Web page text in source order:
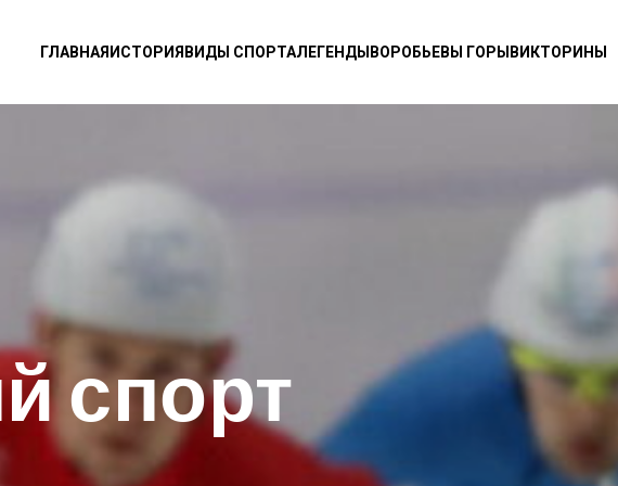
ГЛАВНАЯИСТОРИЯВИДЫ СПОРТАЛЕГЕНДЫВОРОБЬЕВЫ ГОРЫВИКТОРИНЫ
спорт